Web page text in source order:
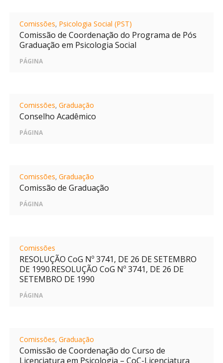
Comissões, Psicologia Social (PST)
Comissão de Coordenação do Programa de Pós
Graduação em Psicologia Social
PÁGINA
Comissões, Graduação
Conselho Acadêmico
PÁGINA
Comissões, Graduação
Comissão de Graduação
PÁGINA
Comissões
RESOLUÇÃO CoG Nº 3741, DE 26 DE SETEMBRO
DE 1990.RESOLUÇÃO CoG Nº 3741, DE 26 DE
SETEMBRO DE 1990
PÁGINA
Comissões, Graduação
Comissão de Coordenação do Curso de
Licenciatura em Psicologia – CoC-Licenciatura